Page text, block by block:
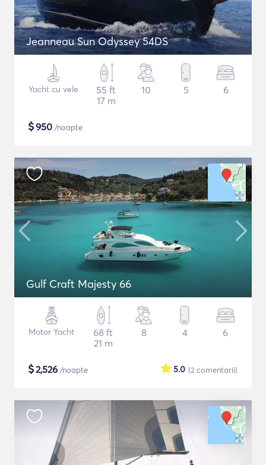
Jeanneau Sun Odyssey 54DS
Yacht cu vele
55 ft
17 m
10 5 6
$950 /noapte
Gulf Craft Majesty 66
Motor Yacht
68 ft
21 m
8 4 6
$2,526 /noapte (2 comentarii)
5.0